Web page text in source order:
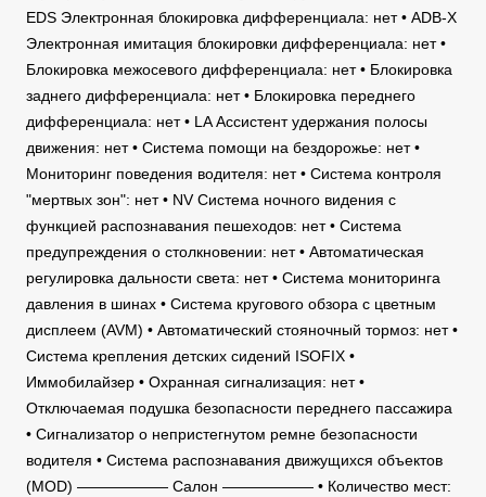
EDS Электронная блокировка дифференциала: нет • ADB-X
Электронная имитация блокировки дифференциала: нет •
Блокировка межосевого дифференциала: нет • Блокировка
заднего дифференциала: нет • Блокировка переднего
дифференциала: нет • LA Ассистент удержания полосы
движения: нет • Система помощи на бездорожье: нет •
Мониторинг поведения водителя: нет • Система контроля
"мертвых зон": нет • NV Система ночного видения с
функцией распознавания пешеходов: нет • Система
предупреждения о столкновении: нет • Автоматическая
регулировка дальности света: нет • Система мониторинга
давления в шинах • Система кругового обзора с цветным
дисплеем (AVM) • Автоматический стояночный тормоз: нет •
Система крепления детских сидений ISOFIX •
Иммобилайзер • Охранная сигнализация: нет •
Отключаемая подушка безопасности переднего пассажира
• Сигнализатор о непристегнутом ремне безопасности
водителя • Система распознавания движущихся объектов
(MOD) —————— Салон —————— • Количество мест: